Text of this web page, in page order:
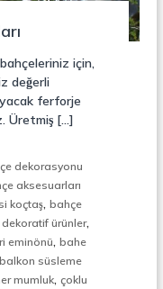
bahçeleriniz için,
değerli
ferforje
Üretmiş […]
dekorasyonu
aksesuarları
koçtaş, bahçe
ürünler,
eminönü, bahe
balkon süsleme
mumluk, çoklu